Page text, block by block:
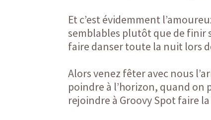
Et c’est évidemment
semblables plutôt que de finir
faire danser toute la nuit lors
Alors venez fêter avec nous
poindre à l’horizon, quand on
rejoindre à Groovy Spot faire